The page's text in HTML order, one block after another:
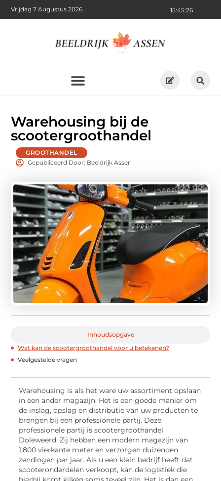
15:45:28
Vrijdag 7 Augustus 2026
Warehousing bij de
scootergroothandel
GROOTHANDEL
Gepubliceerd Door: Beeldrijk Assen
Inhoudsopgave
Wat kan de scootergroothandel voor u betekenen?
Veelgestelde vragen
Warehousing is als het ware uw assortiment opslaan
in een ander magazijn. Het is een goede manier om
de inslag, opslag en distributie van uw producten te
brengen bij een professionele partij. Deze
professionele partij is scootergroothandel
Doleweerd. Zij hebben een modern magazijn van
1.800 vierkante meter en verzorgen duizenden
zendingen per jaar. Als u een klein bedrijf heeft dat
scooteronderdelen verkoopt, kan de logistiek die